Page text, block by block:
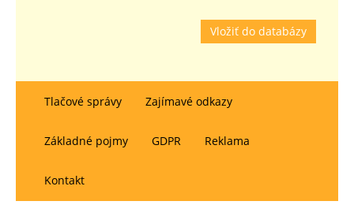
Vložiť do databázy
Tlačové správy Zajímavé odkazy
Základné pojmy GDPR Reklama
Kontakt